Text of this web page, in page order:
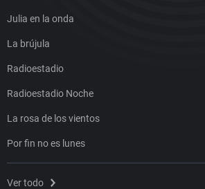
Julia en la onda
La brújula
Radioestadio
Radioestadio Noche
La rosa de los vientos
Por fin no es lunes
Ver todo